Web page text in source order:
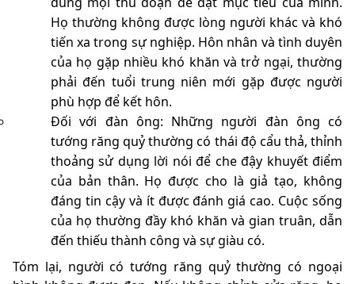
Họ thường không được lòng người khác và khó
tiến xa trong sự nghiệp. Hôn nhân và tình duyên
của họ gặp nhiều khó khăn và trở ngại, thường
phải đến tuổi trung niên mới gặp được người
phù hợp để kết hôn.
Đối với đàn ông: Những người đàn ông có
tướng răng quỷ thường có thái độ cẩu thả, thỉnh
thoảng sử dụng lời nói để che đậy khuyết điểm
của bản thân. Họ được cho là giả tạo, không
đáng tin cậy và ít được đánh giá cao. Cuộc sống
của họ thường đầy khó khăn và gian truân, dẫn
đến thiếu thành công và sự giàu có.
Tóm lại, người có tướng răng quỷ thường có ngoại